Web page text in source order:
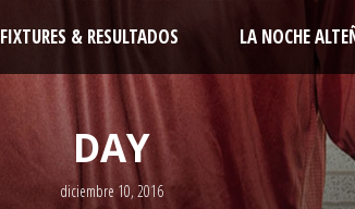
FIXTURES & RESULTADOS LA NOCHE
DAY
diciembre 10, 2016